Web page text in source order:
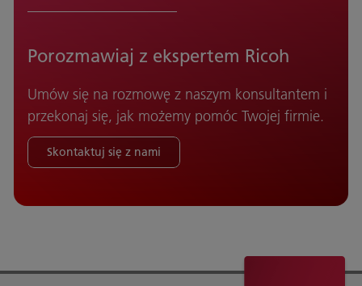
Porozmawiaj z ekspertem Ricoh
Umów się na rozmowę z naszym konsultantem i
przekonaj się, jak możemy pomóc Twojej firmie.
Skontaktuj się z nami